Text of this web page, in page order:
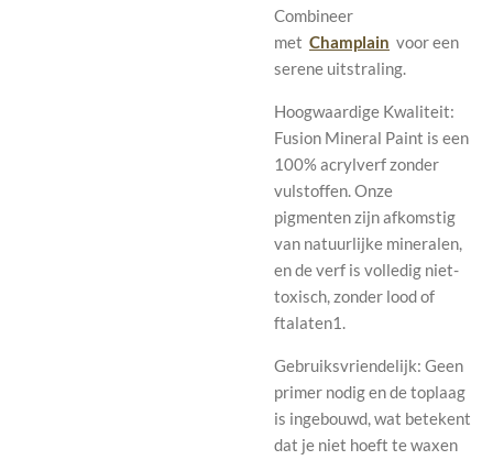
Combineer
met Champlain voor een
serene uitstraling.
Hoogwaardige Kwaliteit:
Fusion Mineral Paint is een
100% acrylverf zonder
vulstoffen. Onze
pigmenten zijn afkomstig
van natuurlijke mineralen,
en de verf is volledig niet-
toxisch, zonder lood of
ftalaten1.
Gebruiksvriendelijk: Geen
primer nodig en de toplaag
is ingebouwd, wat betekent
dat je niet hoeft te waxen